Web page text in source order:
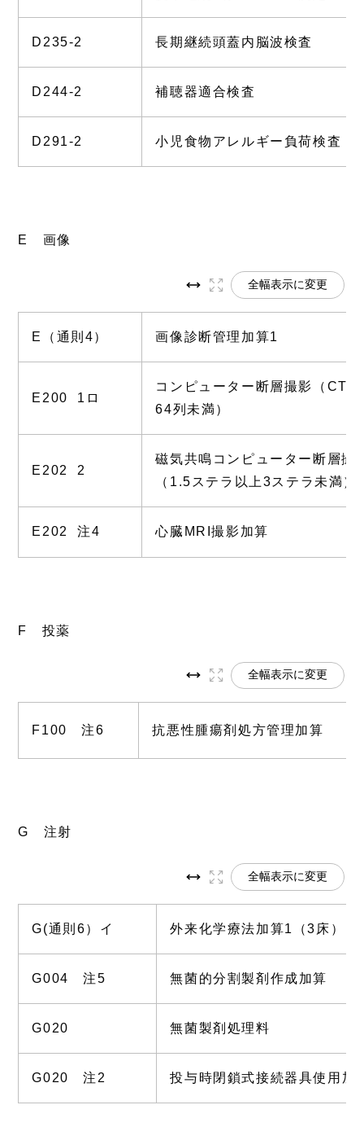
D235-2 長期継続頭蓋内脳波検査
D244-2 補聴器適合検査
D291-2 小児食物アレルギー負荷検査
E 画像
全幅表示に変更
E（通則4） 画像診断管理加算1
E200 1ロ
コンピューター断層撮影（CT
64列未満）
E202 2
磁気共鳴コンピューター断層撮
（1.5ステラ以上3ステラ未満）
E202 注4 心臓MRI撮影加算
F 投薬
全幅表示に変更
F100 注6 抗悪性腫瘍剤処方管理加算
G 注射
全幅表示に変更
G(通則6）イ 外来化学療法加算1（3床）
G004 注5 無菌的分割製剤作成加算
G020 無菌製剤処理料
G020 注2 投与時閉鎖式接続器具使用加